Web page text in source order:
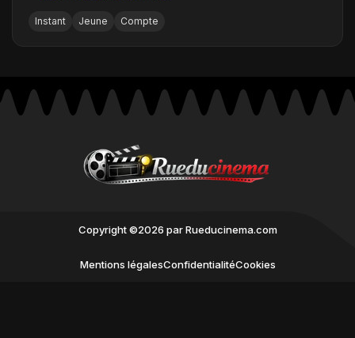
Instant Jeune Compte
Copyright ©2026 par Rueducinema.com
Mentions légalesConfidentialitéCookies